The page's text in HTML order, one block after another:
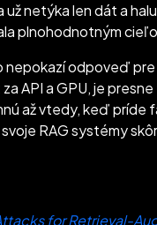
netýka len dát a
plnohodnotným
nepokazí odpoveď
API a GPU, je
až vtedy, keď príde
RAG systémy
for Retrieval-